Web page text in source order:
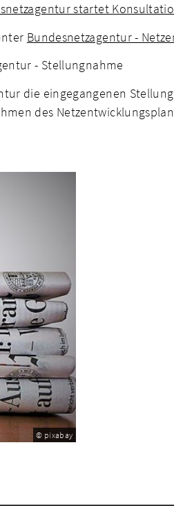
startet
Bundesnetzagentur -
- Stellungnahme
die eingegangenen
des
© pixabay